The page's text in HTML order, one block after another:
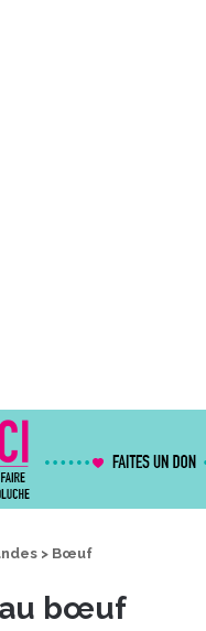
> Bœuf
au bœuf